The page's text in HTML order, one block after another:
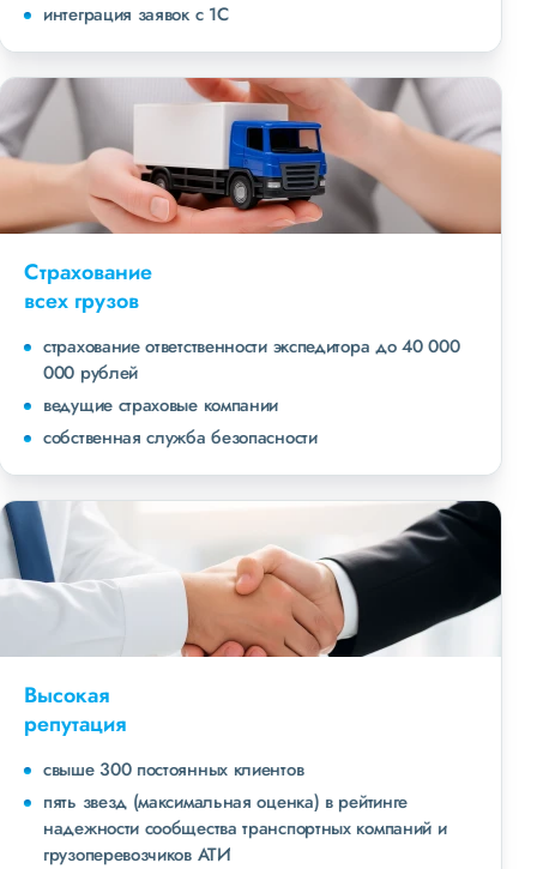
интеграция заявок с 1С
Страхование
всех грузов
страхование ответственности экспедитора до 40 000
000 рублей
ведущие страховые компании
собственная служба безопасности
Высокая
репутация
свыше 300 постоянных клиентов
пять звезд (максимальная оценка) в рейтинге
надежности сообщества транспортных компаний и
грузоперевозчиков АТИ